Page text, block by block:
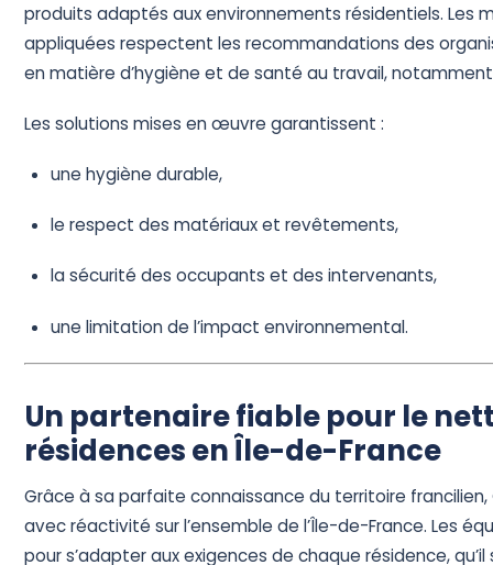
produits adaptés aux environnements résidentiels. Les
appliquées respectent les recommandations des
en matière d’hygiène et de santé au travail, notamment
Les solutions mises en œuvre garantissent :
une hygiène durable,
le respect des matériaux et revêtements,
la sécurité des occupants et des intervenants,
une limitation de l’impact environnemental.
Un partenaire fiable pour le
résidences en Île-de-France
Grâce à sa parfaite connaissance du territoire francilien,
avec réactivité sur l’ensemble de l’Île-de-France. Les
pour s’adapter aux exigences de chaque résidence, qu’il